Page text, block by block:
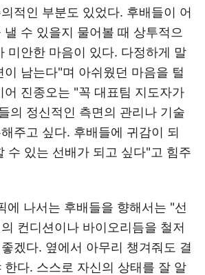
적인 부분도 있었다. 후배들이 어
수 있을지 물어볼 때 상투적으
미안한 마음이 있다. 다정하게 말
남는다"며 아쉬웠던 마음을 털
어 진종오는 "꼭 대표팀 지도자가
의 정신적인 측면의 관리나 기술
주고 싶다. 후배들에 귀감이 되
수 있는 선배가 되고 싶다"고 힘주
에 나서는 후배들을 향해서는 "선
컨디션이나 바이오리듬을 철저
겠다. 옆에서 아무리 챙겨줘도 결
한다. 스스로 자신의 상태를 잘 알